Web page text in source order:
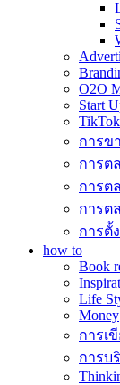
O2O
Start
TikTok
การข
การต
การต
การต
การตั้
how to
Book
Life
Money
การเ
การบ